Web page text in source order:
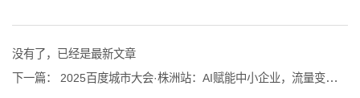
没有了，已经是最新文章
下一篇：
2025百度城市大会·株洲站：AI赋能中小企业，流量变留量的破局之道